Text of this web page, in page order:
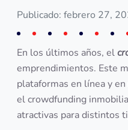
Publicado: febrero 27,
En los últimos años, el
emprendimientos. Este
plataformas en línea y
el crowdfunding
atractivas para distintos